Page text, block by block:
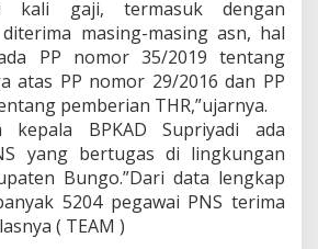
kali gaji, termasuk dengan
masing-masing asn, hal
PP nomor 35/2019 tentang
atas PP nomor 29/2016 dan PP
pemberian THR,”ujarnya.
kepala BPKAD Supriyadi ada
yang bertugas di lingkungan
Bungo.”Dari data lengkap
5204 pegawai PNS terima
( TEAM )